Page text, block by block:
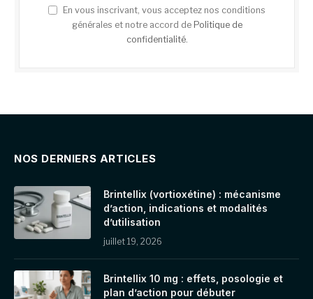
En vous inscrivant, vous acceptez nos conditions
générales et notre accord de Politique de
confidentialité.
NOS DERNIERS ARTICLES
Brintellix (vortioxétine) : mécanisme
d’action, indications et modalités
d’utilisation
juillet 19, 2026
Brintellix 10 mg : effets, posologie et
plan d’action pour débuter